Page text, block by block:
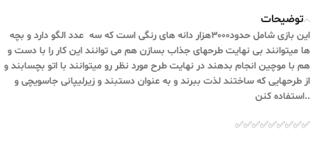
توضیحات
این بازی شامل حدود۳۰۰۰هزار دانه های رنگی است که سه عدد الگو دارد و بچه
ها میتوانند بی نهایت طرحهای جذاب بسازن هم می توانند این کار را با دست و
هم با موچین انجام بدهند در نهایت طرح مورد نظر رو میتوانند با اتو بچسابند و
از طرحهایی که ساختند لذت ببرند و به عنوان دستبند و زیرلیپانی جاسویچی و
..استفاده کنن
✅✅✅✅✅✅✅✅✅